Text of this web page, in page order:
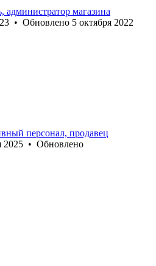
администратор магазина
• Обновлено 5 октября 2022
персонал, продавец
2025 • Обновлено